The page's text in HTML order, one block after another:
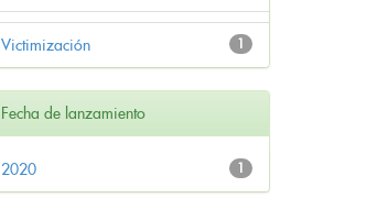
1
Victimización
Fecha de lanzamiento
1
2020